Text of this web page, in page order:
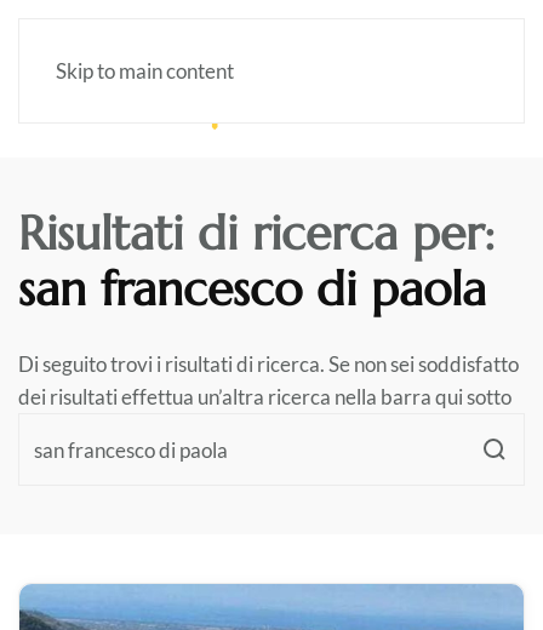
Skip to main content
Risultati di ricerca per:
san francesco di paola
Di seguito trovi i risultati di ricerca. Se non sei soddisfatto
dei risultati effettua un’altra ricerca nella barra qui sotto